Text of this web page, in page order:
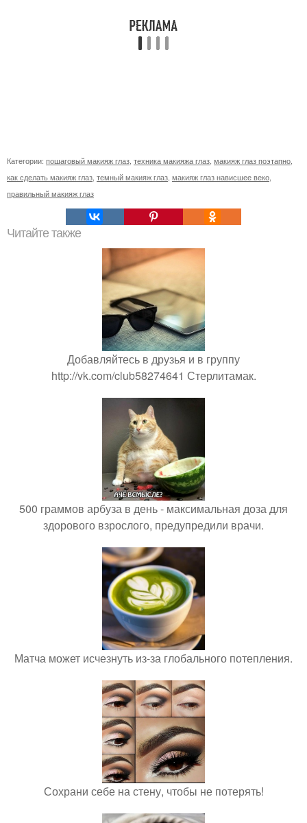
Категории: пошаговый макияж глаз, техника макияжа глаз, макияж глаз поэтапно,
как сделать макияж глаз, темный макияж глаз, макияж глаз нависшее веко,
правильный макияж глаз
Читайте также
Добавляйтесь в друзья и в группу
http://vk.com/club58274641 Стерлитамак.
500 граммов арбуза в день - максимальная доза для
здорового взрослого, предупредили врачи.
Матча может исчезнуть из-за глобального потепления.
Сохрани себе на стену, чтобы не потерять!